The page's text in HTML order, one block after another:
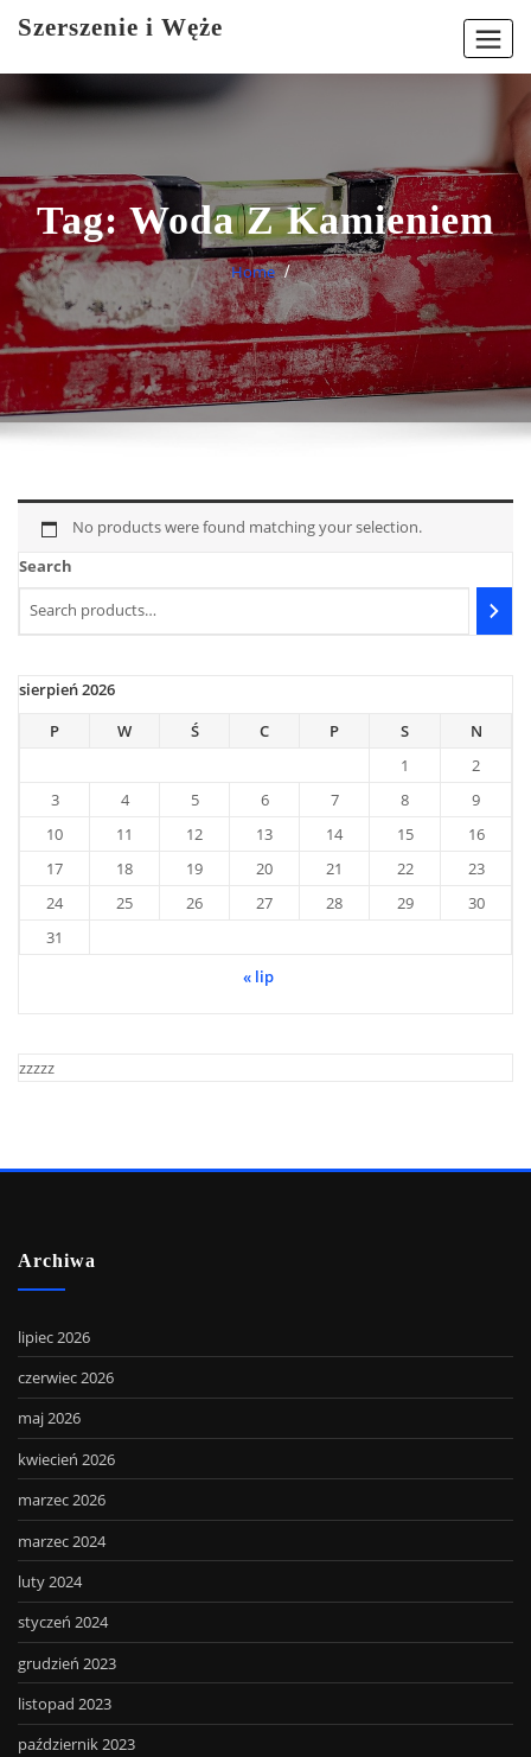
Szerszenie i Węże
Tag:Woda Z Kamieniem
Home
No products were found matching your selection.
Search
sierpień 2026
P
W Ś C P S
N
1
2
3
4 5 6 7 8
9
10
11 12 13 14 15
16
17
18 19 20 21 22
23
24
25 26 27 28 29
30
31
« lip
zzzzz
Archiwa
lipiec 2026
czerwiec 2026
maj 2026
kwiecień 2026
marzec 2026
marzec 2024
luty 2024
styczeń 2024
grudzień 2023
listopad 2023
październik 2023